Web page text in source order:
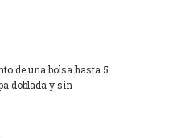
de una bolsa hasta 5
doblada y sin